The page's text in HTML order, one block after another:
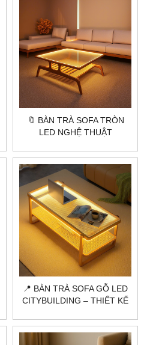
🔖 BÀN TRÀ SOFA TRÒN
LED NGHỆ THUẬT
ĐỘC BẢN SANG TRỌNG
📍 BÀN TRÀ SOFA GỖ LED
CITYBUILDING – THIẾT KẾ